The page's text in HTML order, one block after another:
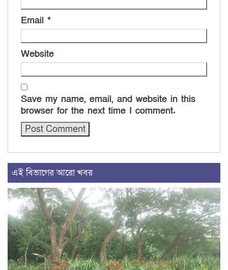
Email *
Website
Save my name, email, and website in this
browser for the next time I comment.
এই বিভাগের আরো খবর